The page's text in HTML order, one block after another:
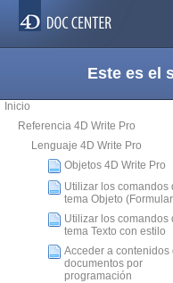
Este es el
Inicio
Referencia 4D Write Pro
Lenguaje 4D Write Pro
Objetos 4D Write Pro
Utilizar los comandos
tema Objeto
Utilizar los comandos
tema Texto con estilo
Acceder a contenidos
documentos por
programación